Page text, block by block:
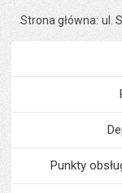
Strona główna ul.
Punkty